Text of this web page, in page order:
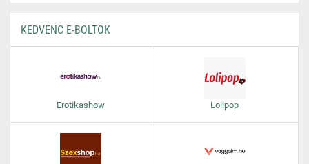
KEDVENC E-BOLTOK
Erotikashow Lolipop